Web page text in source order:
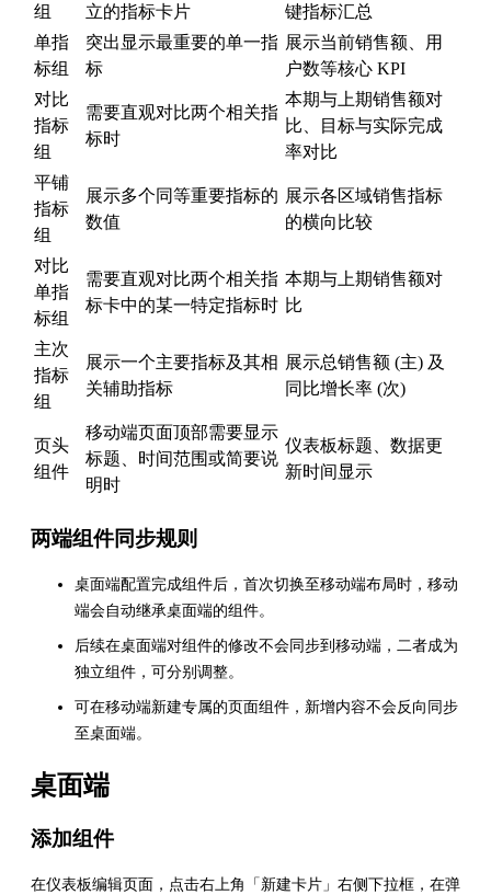
组 立的指标卡片
键指标汇总
单指
标组
突出显示最重要的单一指
标
展示当前销售额、用
户数等核心 KPI
对比
指标
组
需要直观对比两个相关指
标时
本期与上期销售额对
比、目标与实际完成
率对比
平铺
指标
组
展示多个同等重要指标的
数值
展示各区域销售指标
的横向比较
对比
单指
标组
需要直观对比两个相关指
标卡中的某一特定指标时
本期与上期销售额对
比
主次
指标
组
展示一个主要指标及其相
关辅助指标
展示总销售额 (主) 及
同比增长率 (次)
页头
组件
移动端页面顶部需要显示
标题、时间范围或简要说
明时
仪表板标题、数据更
新时间显示
两端组件同步规则
桌面端配置完成组件后，首次切换至移动端布局时，移动
端会自动继承桌面端的组件。
后续在桌面端对组件的修改不会同步到移动端，二者成为
独立组件，可分别调整。
可在移动端新建专属的页面组件，新增内容不会反向同步
至桌面端。
桌面端
添加组件
在仪表板编辑页面，点击右上角「新建卡片」右侧下拉框，在弹